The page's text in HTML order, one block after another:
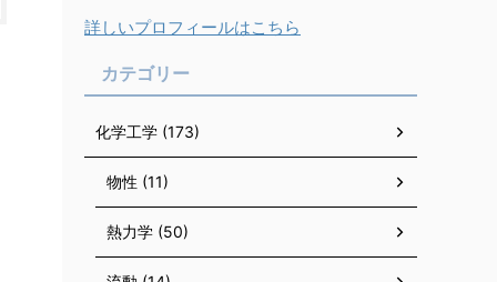
詳しいプロフィールはこちら
カテゴリー
化学工学 (173)
物性 (11)
熱力学 (50)